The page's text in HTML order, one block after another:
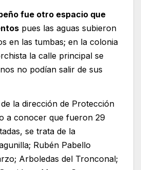
fue otro espacio que
pues las aguas subieron
en las tumbas; en la colonia
la calle principal se
no podían salir de sus
la dirección de Protección
a conocer que fueron 29
se trata de la
Rubén Pabello
Arboledas del Tronconal;